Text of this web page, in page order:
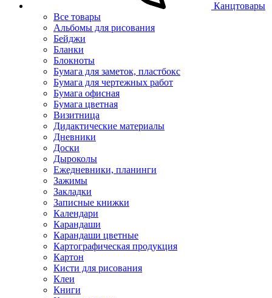
Канцтовары
Все товары
Альбомы для рисования
Бейджи
Бланки
Блокноты
Бумага для заметок, пластбокс
Бумага для чертежных работ
Бумага офисная
Бумага цветная
Визитница
Дидактические материалы
Дневники
Доски
Дыроколы
Ежедневники, планинги
Зажимы
Закладки
Записные книжки
Календари
Карандаши
Карандаши цветные
Картографическая продукция
Картон
Кисти для рисования
Клеи
Книги